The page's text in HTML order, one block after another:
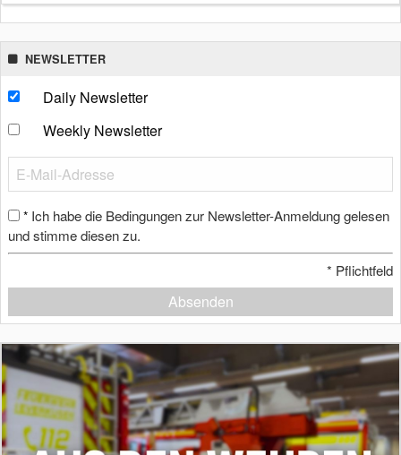
NEWSLETTER
Daily Newsletter
Weekly Newsletter
* Ich habe die Bedingungen zur Newsletter-Anmeldung gelesen
und stimme diesen zu.
* Pflichtfeld
Absenden